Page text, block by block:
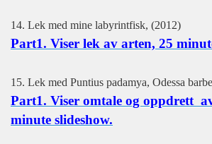
14. Lek med mine labyrintfisk, (2012)
Part1. Viser lek av arten, 25
15. Lek med Puntius padamya, Odessa
Part1. Viser omtale og oppdrett
minute slideshow.